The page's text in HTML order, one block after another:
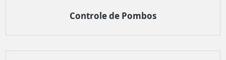
Controle de Pombos